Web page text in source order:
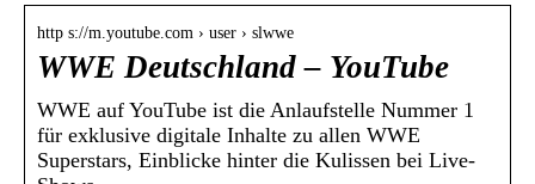
http s://m.youtube.com › user › slwwe
WWE Deutschland – YouTube
WWE auf YouTube ist die Anlaufstelle Nummer 1
für exklusive digitale Inhalte zu allen WWE
Superstars, Einblicke hinter die Kulissen bei Live-